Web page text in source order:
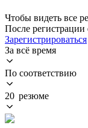
Чтобы видеть все
После регистрации
Зарегистрироваться
За всё время
По соответствию
20 резюме